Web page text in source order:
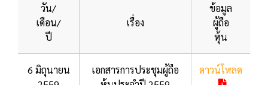
วัน/
เดือน/
ปี
เรื่อง
ข้อมูล
ผู้ถือ
หุ้น
6 มิถุนายน
เอกสารการประชุมผู้ถือ
ดาวน์โหลด